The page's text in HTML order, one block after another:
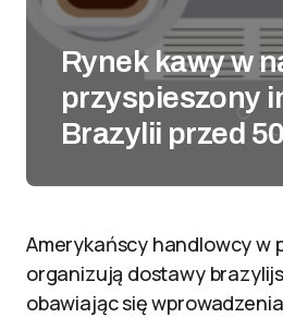
Rynek kawy w
przyspieszony
Brazylii przed
Amerykańscy handlowcy w
organizują dostawy
obawiając się